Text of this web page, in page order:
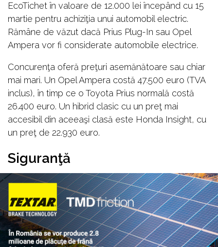
EcoTichet în valoare de 12.000 lei începând cu 15
martie pentru achiziţia unui automobil electric.
Rămâne de văzut dacă Prius Plug-In sau Opel
Ampera vor fi considerate automobile electrice.
Concurenţa oferă preţuri asemănătoare sau chiar
mai mari. Un Opel Ampera costă 47.500 euro (TVA
inclus), în timp ce o Toyota Prius normală costă
26.400 euro. Un hibrid clasic cu un preţ mai
accesibil din aceeaşi clasă este Honda Insight, cu
un preţ de 22.930 euro.
Siguranţă